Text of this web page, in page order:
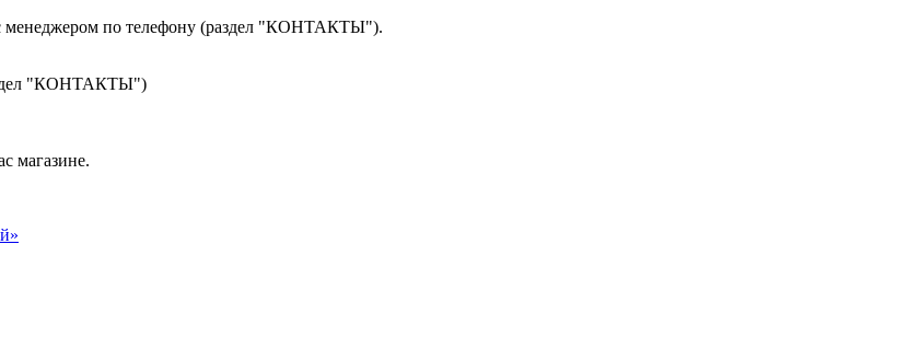
с менеджером по телефону (раздел "КОНТАКТЫ").
"КОНТАКТЫ")
магазине.